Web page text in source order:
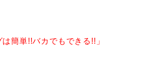
は簡単!!バカでもできる!!」